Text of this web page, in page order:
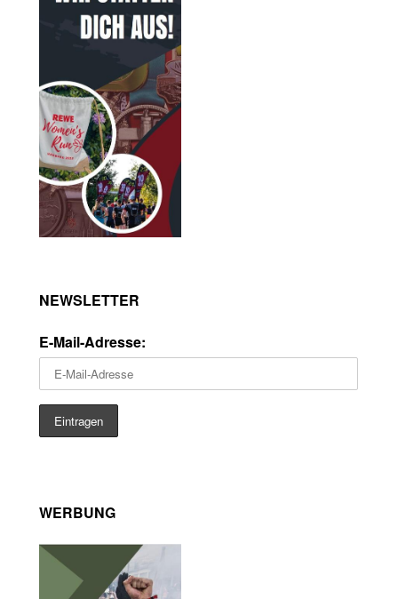
NEWSLETTER
E-Mail-Adresse:
WERBUNG